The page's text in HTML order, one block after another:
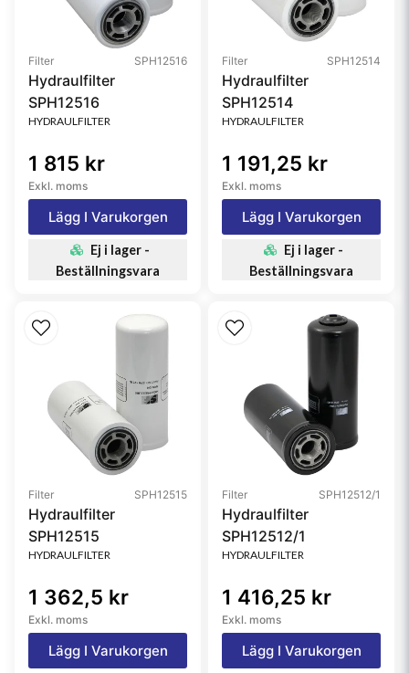
Filter SPH12516
Hydraulfilter
SPH12516
HYDRAULFILTER
1 815 kr
Exkl. moms
Lägg I Varukorgen
Ej i lager -
Beställningsvara
Filter SPH12514
Hydraulfilter
SPH12514
HYDRAULFILTER
1 191,25 kr
Exkl. moms
Lägg I Varukorgen
Ej i lager -
Beställningsvara
Filter SPH12515
Hydraulfilter
SPH12515
HYDRAULFILTER
1 362,5 kr
Exkl. moms
Lägg I Varukorgen
Filter SPH12512/1
Hydraulfilter
SPH12512/1
HYDRAULFILTER
1 416,25 kr
Exkl. moms
Lägg I Varukorgen